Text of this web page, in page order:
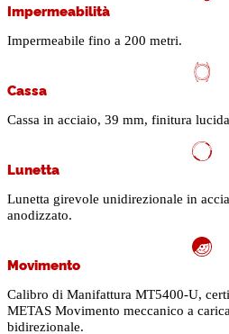
Impermeabilità
Impermeabile fino a 200 metri.
Cassa
Cassa in acciaio, 39 mm, finitura
Lunetta
Lunetta girevole unidirezionale in
anodizzato.
Movimento
Calibro di Manifattura MT5400-U,
METAS Movimento meccanico a
bidirezionale.